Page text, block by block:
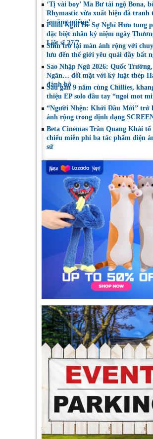
‘Tị vài boy’ Ma Bư tái ngộ Bona,
Rhymastic vừa xuất hiện đã tranh
‘quăng miếng’
Phim Nghỉ Hè Sợ Nghỉ Hưu tung
đặc biệt nhân kỷ niệm ngày
Liệt sĩ 27/7
Shin trở lại màn ảnh rộng với
lưu đến thế giới yêu quái đầy bất
Sao Nhập Ngũ 2026: Quốc
Ngân… đối mặt với kỷ luật thép
đánh bộ
Sau gần 9 năm cùng Chillies,
thiệu EP solo đầu tay “ngoi mot
“Người Nhện: Khởi Đầu Mới” trở
ảnh rộng trong định dạng
Beta Cinemas Trần Quang Khải tổ
chiếu miễn phí ba tác phẩm điện
sử